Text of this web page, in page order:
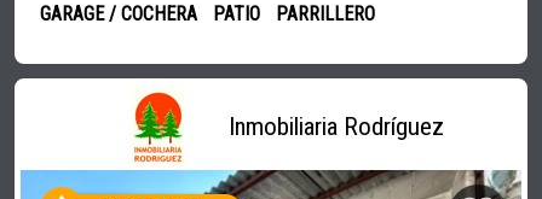
GARAGE / COCHERA
PATIO PARRILLERO
Inmobiliaria Rodríguez